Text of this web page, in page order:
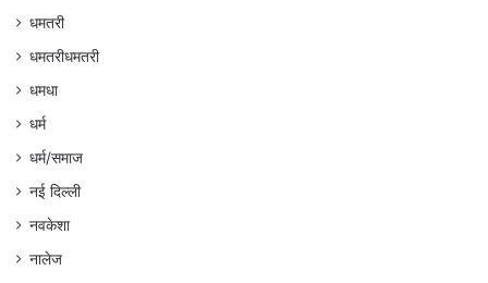
धमतरी
धमतरीधमतरी
धमधा
धर्म
धर्म/समाज
नई दिल्ली
नवकेशा
नालेज